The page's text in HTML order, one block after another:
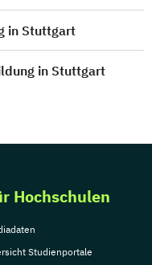
in Stuttgart
in Stuttgart
Hochschulen
Studienportale